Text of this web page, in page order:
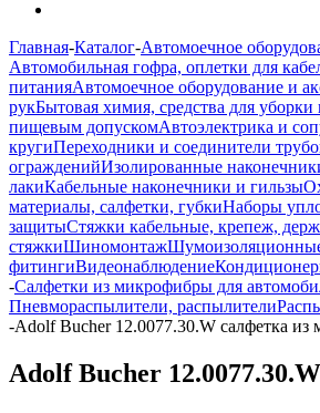
Главная-Каталог-Автомоечное
Автомобильная гофра, оплетки для
питанияАвтомоечное оборудование и
рукБытовая химия, средства для уборки
пищевым допускомАвтоэлектрика и
кругиПереходники и соединители
огражденийИзолированные
лакиКабельные наконечники и гильзы
материалы, салфетки, губкиНаборы
защитыСтяжки кабельные, крепеж,
стяжкиШиномонтаж
фитингиВидеонаблюдение
-Салфетки из микрофибры для
Пневмораспылители, распылители
-Adolf Bucher 12.0077.30.W салфетка
Adolf Bucher